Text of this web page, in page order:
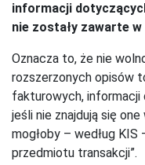
informacji
nie zostały zawarte w
Oznacza to, że nie
rozszerzonych opisów
fakturowych, informacji
jeśli nie znajdują się
mogłoby – według KIS
przedmiotu transakcji”.